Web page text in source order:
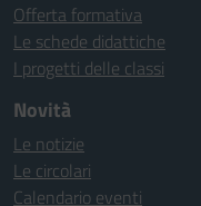
Offerta formativa
Le schede didattiche
I progetti delle classi
Novità
Le notizie
Le circolari
Calendario eventi